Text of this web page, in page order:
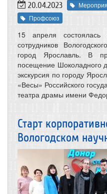
20.04.2023
Профсоюз
15 апреля состоялась
сотрудников
город Ярославль. В
посещение Шоколадного
экскурсия по городу
«Весы» Российского
театра драмы имени
Старт
Вологодском